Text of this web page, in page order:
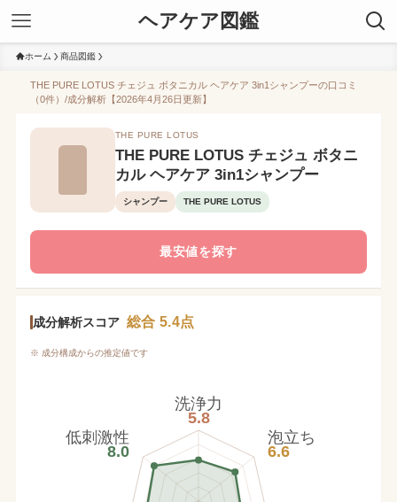
ヘアケア図鑑
ホーム 商品図鑑
THE PURE LOTUS チェジュ ボタニカル ヘアケア 3in1シャンプーの口コミ
（0件）/成分解析【2026年4月26日更新】
THE PURE LOTUS
THE PURE LOTUS チェジュ ボタニ
カル ヘアケア 3in1シャンプー
シャンプー THE PURE LOTUS
最安値を探す
成分解析スコア 総合 5.4点
※ 成分構成からの推定値です
洗浄力
5.8
泡立ち
6.6
低刺激性
8.0